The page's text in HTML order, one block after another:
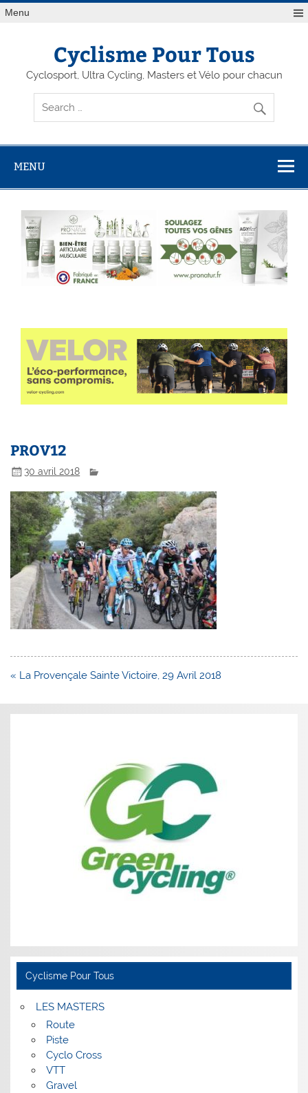
Menu
Cyclisme Pour Tous
Cyclosport, Ultra Cycling, Masters et Vélo pour chacun
MENU
PROV12
30 avril 2018
Navigation
l’article
« La Provençale Sainte Victoire, 29 Avril 2018
Cyclisme Pour Tous
LES MASTERS
Route
Piste
Cyclo Cross
VTT
Gravel